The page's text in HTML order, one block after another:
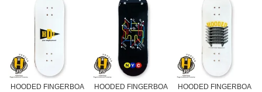
HOODED FINGERBOA
HOODED FINGERBOA
HOODED FINGERBOA